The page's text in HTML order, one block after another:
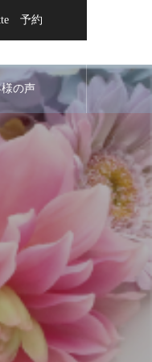
予約
の声